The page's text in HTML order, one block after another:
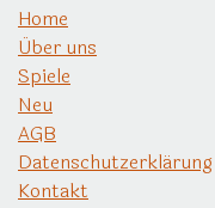
Home
Über uns
Spiele
Neu
AGB
Datenschutzerklärung
Kontakt